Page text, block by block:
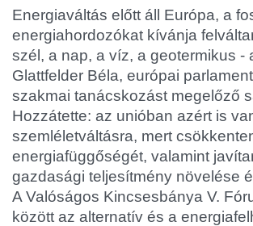
Energiaváltás előtt áll Európa, a
energiahordozókat kívánja
szél, a nap, a víz, a geotermikus -
Glattfelder Béla, európai
szakmai tanácskozást megelőző
Hozzátette: az unióban azért is
szemléletváltásra, mert
energiafüggőségét, valamint
gazdasági teljesítmény növelése
A Valóságos Kincsesbánya V.
között az alternatív és a